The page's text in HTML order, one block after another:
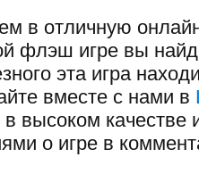
в отличную
флэш игре вы
эта игра
вместе с нами в
высоком качестве
о игре в